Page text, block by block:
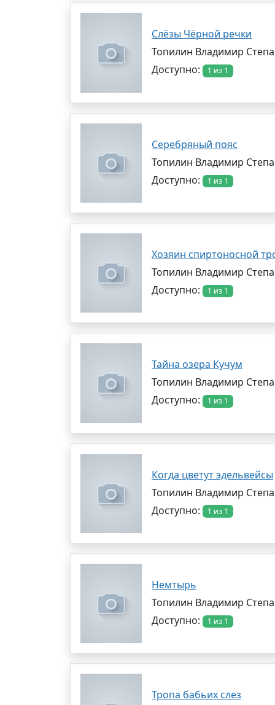
Слёзы Чёрной речки
Топилин Владимир
Доступно:
1 из 1
Серебряный пояс
Топилин Владимир
Доступно:
1 из 1
Хозяин спиртоносной
Топилин Владимир
Доступно:
1 из 1
Тайна озера Кучум
Топилин Владимир
Доступно:
1 из 1
Когда цветут эдельвейсы
Топилин Владимир
Доступно:
1 из 1
Немтырь
Топилин Владимир
Доступно:
1 из 1
Тропа бабьих слез